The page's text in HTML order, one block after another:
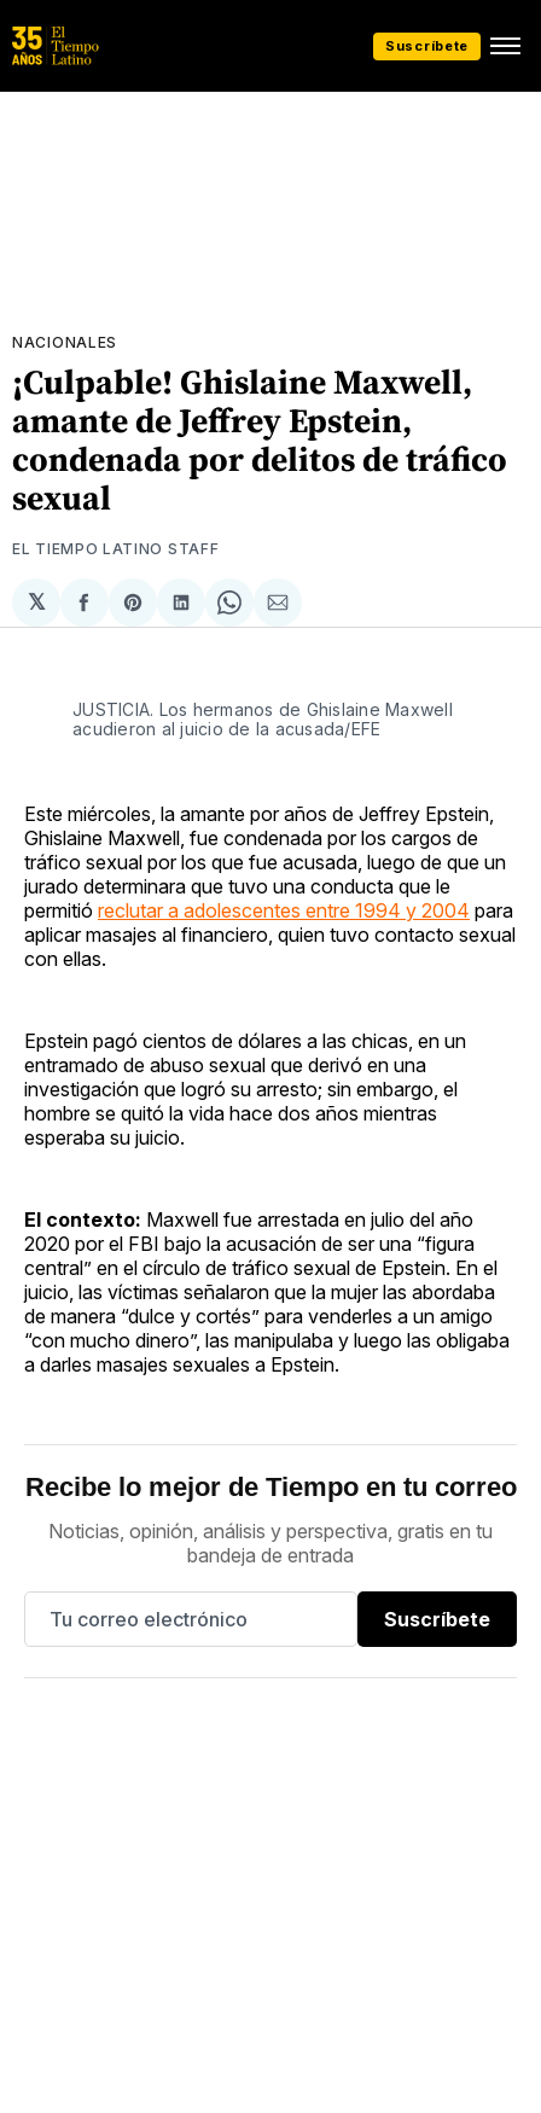
Suscríbete
NACIONALES
¡Culpable! Ghislaine Maxwell,
amante de Jeffrey Epstein,
condenada por delitos de tráfico
sexual
EL TIEMPO LATINO STAFF
𝕏
Compartir
en
Share
on
Compartir
en
Share
on
Compartir
via
JUSTICIA. Los hermanos de Ghislaine Maxwell
acudieron al juicio de la acusada/EFE
Este miércoles, la amante por años de Jeffrey Epstein,
Ghislaine Maxwell, fue condenada por los cargos de
tráfico sexual por los que fue acusada, luego de que un
jurado determinara que tuvo una conducta que le
permitió reclutar a adolescentes entre 1994 y 2004 para
aplicar masajes al financiero, quien tuvo contacto sexual
con ellas.
Epstein pagó cientos de dólares a las chicas, en un
entramado de abuso sexual que derivó en una
investigación que logró su arresto; sin embargo, el
hombre se quitó la vida hace dos años mientras
esperaba su juicio.
El contexto: Maxwell fue arrestada en julio del año
2020 por el FBI bajo la acusación de ser una “figura
central” en el círculo de tráfico sexual de Epstein. En el
juicio, las víctimas señalaron que la mujer las abordaba
de manera “dulce y cortés” para venderles a un amigo
“con mucho dinero”, las manipulaba y luego las obligaba
a darles masajes sexuales a Epstein.
Recibe lo mejor de Tiempo en tu correo
Noticias, opinión, análisis y perspectiva, gratis en tu
bandeja de entrada
Suscríbete